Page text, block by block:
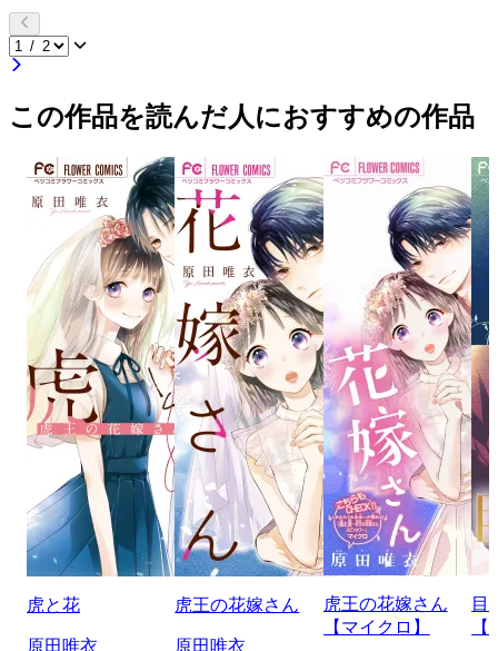
この作品を読んだ人におすすめの作品
虎と花
原田唯衣
虎王の花嫁さん
原田唯衣
虎王の花嫁さん
【マイクロ】
目